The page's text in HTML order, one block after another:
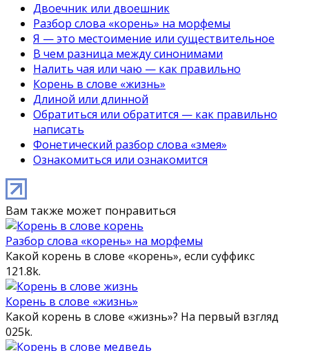
Двоечник или двоешник
Разбор слова «корень» на морфемы
Я — это местоимение или существительное
В чем разница между синонимами
Налить чая или чаю — как правильно
Корень в слове «жизнь»
Длиной или длинной
Обратиться или обратится — как правильно
написать
Фонетический разбор слова «змея»
Ознакомиться или ознакомится
Вам также может понравиться
Разбор слова «корень» на морфемы
Какой корень в слове «корень», если суффикс
121.8k.
Корень в слове «жизнь»
Какой корень в слове «жизнь»? На первый взгляд
025k.